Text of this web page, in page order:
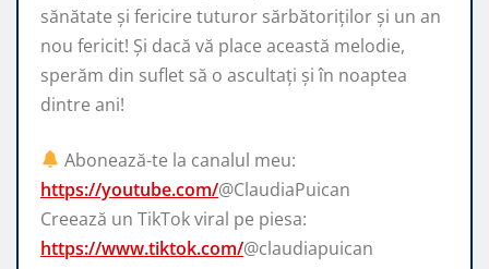
sănătate și fericire tuturor sărbătoriților și un an
nou fericit! Și dacă vă place această melodie,
sperăm din suflet să o ascultați și în noaptea
dintre ani!
Abonează-te la canalul meu:
https://youtube.com/@ClaudiaPuican
Creează un TikTok viral pe piesa:
https://www.tiktok.com/@claudiapuican